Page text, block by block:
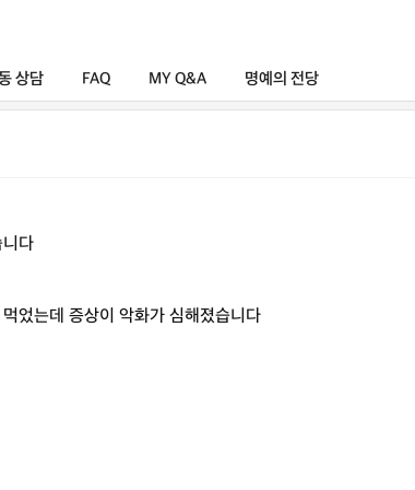
상담 FAQ MY Q&A 명예의 전당
다
었는데 증상이 악화가 심해졌습니다